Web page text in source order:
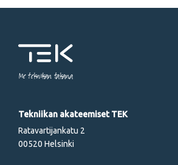
Me tekniikan takana
Tekniikan akateemiset TEK
Ratavartijankatu 2
00520 Helsinki